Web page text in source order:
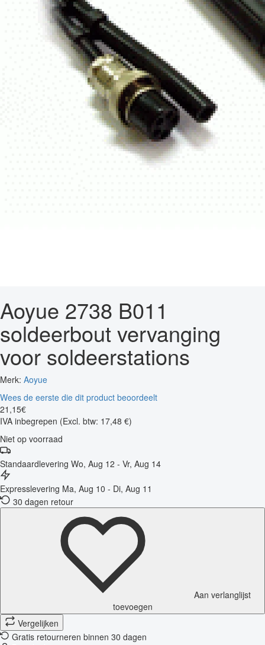
Aoyue 2738 B011
soldeerbout vervanging
voor soldeerstations
Merk: Aoyue
Wees de eerste die dit product beoordeelt
21 ,15€
IVA inbegrepen (Excl. btw: 17,48 €)
Niet op voorraad
Standaardlevering Wo, Aug 12 - Vr, Aug 14
Expresslevering Ma, Aug 10 - Di, Aug 11
30 dagen retour
Aan verlanglijst
toevoegen
Vergelijken
Gratis retourneren binnen 30 dagen